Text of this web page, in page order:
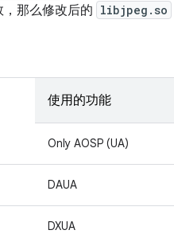
那么修改后的 libjpeg.so
使用的功能
Only AOSP (UA)
DAUA
DXUA